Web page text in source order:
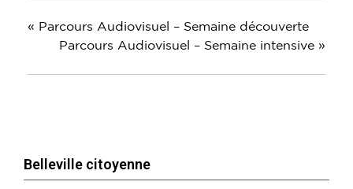
« Parcours Audiovisuel – Semaine découverte
Parcours Audiovisuel – Semaine intensive »
Belleville citoyenne